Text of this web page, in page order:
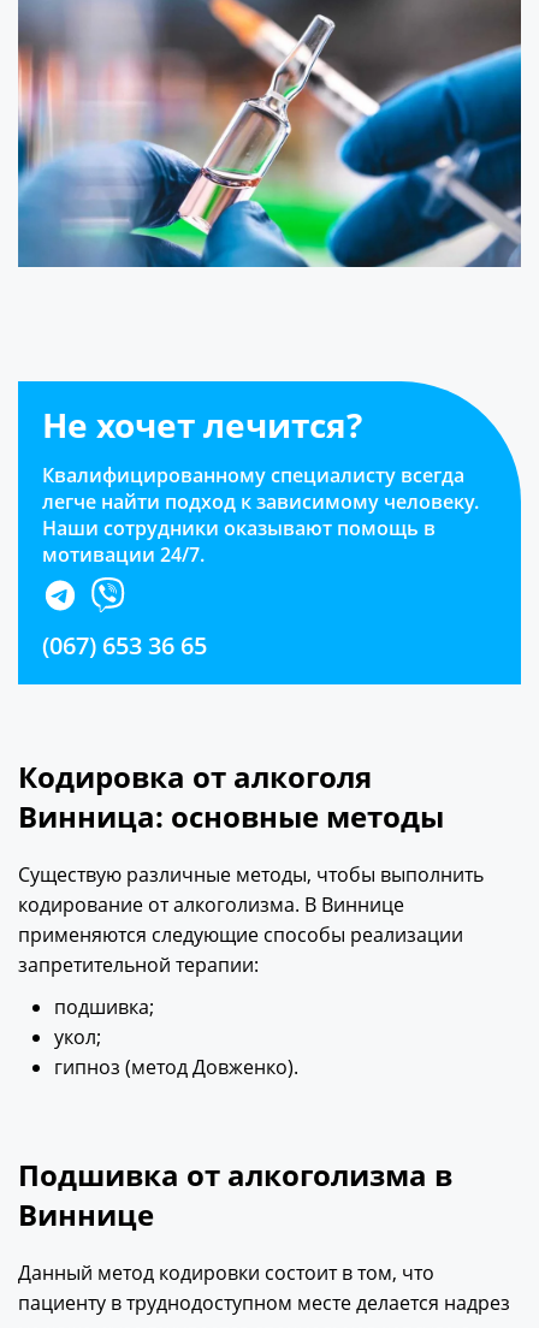
Не хочет лечится?
Квалифицированному специалисту всегда
легче найти подход к зависимому человеку.
Наши сотрудники оказывают помощь в
мотивации 24/7.
(067) 653 36 65
Кодировка от алкоголя
Винница: основные методы
Существую различные методы, чтобы выполнить
кодирование от алкоголизма. В Виннице
применяются следующие способы реализации
запретительной терапии:
подшивка;
укол;
гипноз (метод Довженко).
Подшивка от алкоголизма в
Виннице
Данный метод кодировки состоит в том, что
пациенту в труднодоступном месте делается надрез